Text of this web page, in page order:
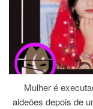
Mulher é
aldeões depois de